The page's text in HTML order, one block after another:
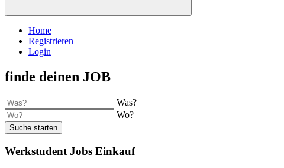
Home
Registrieren
Login
finde deinen JOB
Was?
Wo?
Suche starten
Werkstudent Jobs Einkauf